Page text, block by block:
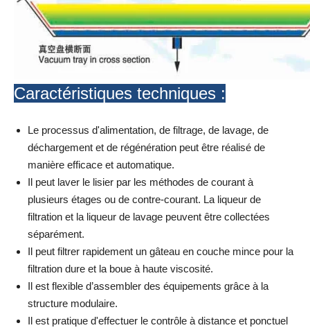
Caractéristiques techniques :
Le processus d'alimentation, de filtrage, de lavage, de
déchargement et de régénération peut être réalisé de
manière efficace et automatique.
Il peut laver le lisier par les méthodes de courant à
plusieurs étages ou de contre-courant. La liqueur de
filtration et la liqueur de lavage peuvent être collectées
séparément.
Il peut filtrer rapidement un gâteau en couche mince pour la
filtration dure et la boue à haute viscosité.
Il est flexible d’assembler des équipements grâce à la
structure modulaire.
Il est pratique d'effectuer le contrôle à distance et ponctuel